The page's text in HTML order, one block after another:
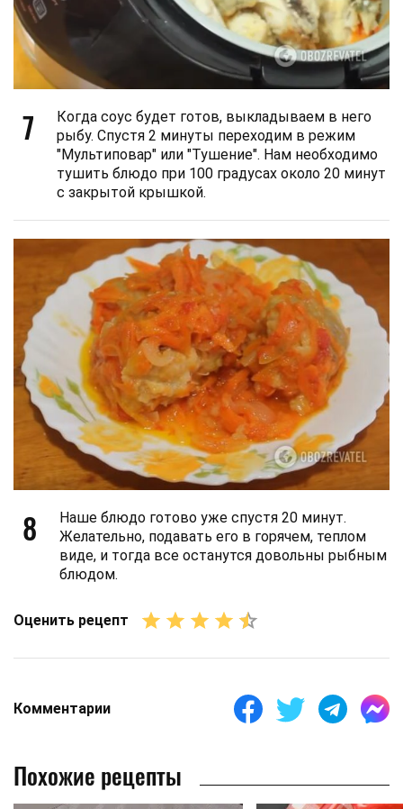
7
Когда соус будет готов, выкладываем в него
рыбу. Спустя 2 минуты переходим в режим
"Мультиповар" или "Тушение". Нам необходимо
тушить блюдо при 100 градусах около 20 минут
с закрытой крышкой.
8
Наше блюдо готово уже спустя 20 минут.
Желательно, подавать его в горячем, теплом
виде, и тогда все останутся довольны рыбным
блюдом.
Оценить рецепт
Комментарии
Похожие рецепты